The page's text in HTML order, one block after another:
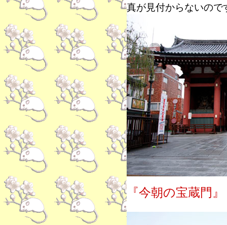
真が見付からないので
『今朝の宝蔵門』